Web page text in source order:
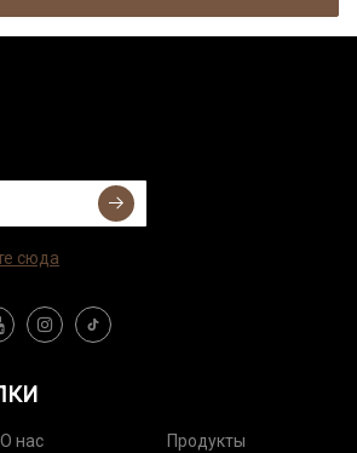
сюда
О нас
Продукты